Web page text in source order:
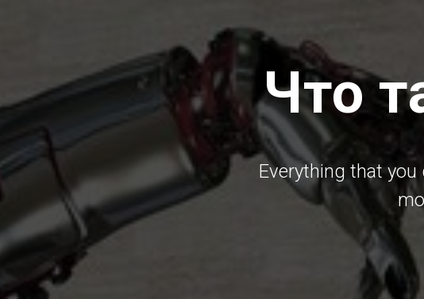
Что
Everything that